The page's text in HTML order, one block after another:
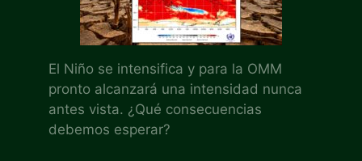
El Niño se intensifica y para la OMM
pronto alcanzará una intensidad nunca
antes vista. ¿Qué consecuencias
debemos esperar?